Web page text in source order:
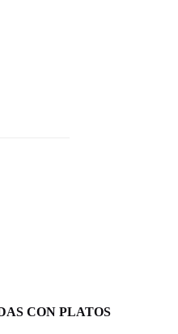
CON PLATOS